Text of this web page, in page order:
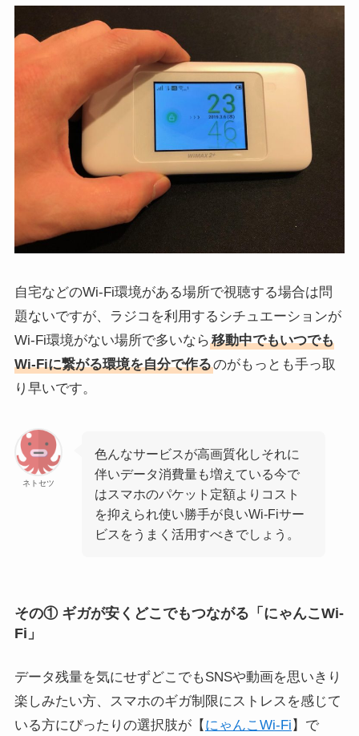
自宅などのWi-Fi環境がある場所で視聴する場合は問
題ないですが、ラジコを利用するシチュエーションが
Wi-Fi環境がない場所で多いなら 移動中でもいつでも
Wi-Fiに繋がる環境を自分で作るのがもっとも手っ取
り早いです。
ネトセツ
色んなサービスが高画質化しそれに
伴いデータ消費量も増えている今で
はスマホのパケット定額よりコスト
を抑えられ使い勝手が良いWi-Fiサー
ビスをうまく活用すべきでしょう。
その① ギガが安くどこでもつながる「にゃんこWi-
Fi」
データ残量を気にせずどこでもSNSや動画を思いきり
楽しみたい方、スマホのギガ制限にストレスを感じて
いる方にぴったりの選択肢が【 にゃんこWi-Fi 】で